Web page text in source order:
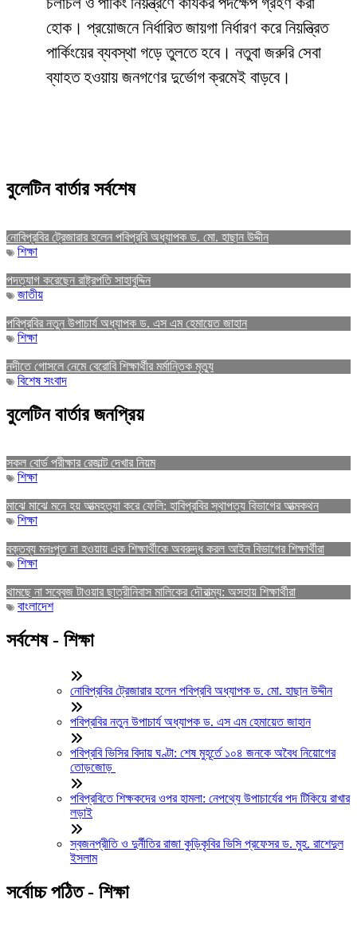
হোক। প্রয়োজনে নির্ধারিত জায়গা নির্ধারণ করে নিয়ন্ত্রিত
পার্কিংয়ের ব্যবস্থা গড়ে তুলতে হবে। নতুবা জরুরি সেবা
ব্যাহত হওয়ায় জনগণের দুর্ভোগ ক্রমেই বাড়বে।
বুলেটিন বার্তার সর্বশেষ
নোবিপ্রবির ট্রেজারার হলেন পবিপ্রবি অধ্যাপক ড. মো. হাছান উদ্দীন
শিক্ষা
পদত্যাগ করেছেন রাষ্ট্রপতি সাহাবুদ্দিন
জাতীয়
পবিপ্রবির নতুন উপাচার্য অধ্যাপক ড. এস এম হেমায়েত জাহান
শিক্ষা
নদীতে গোসলে নেমে বেরোবি শিক্ষার্থীর মর্মান্তিক মৃত্যু
বিশেষ সংবাদ
বুলেটিন বার্তার জনপ্রিয়
সকল বোর্ড পরীক্ষার রেজাল্ট দেখার নিয়ম
শিক্ষা
মাঝে মাঝে মনে হয় আত্মহত্যা করে ফেলি: হাবিপ্রবির স্থাপত্য বিভাগের আত্মকথন
শিক্ষা
বক্তব্য মনঃপুত না হওয়ায় এক শিক্ষার্থীকে অবরুদ্ধ করল আইন বিভাগের শিক্ষার্থীরা
শিক্ষা
থামছে না সব্বেজ টাওয়ার ছাত্রীনিবাস মালিকের দৌরাত্ম্য: অসহায় শিক্ষার্থীরা
বাংলাদেশ
সর্বশেষ - শিক্ষা
নোবিপ্রবির ট্রেজারার হলেন পবিপ্রবি অধ্যাপক ড. মো. হাছান উদ্দীন
পবিপ্রবির নতুন উপাচার্য অধ্যাপক ড. এস এম হেমায়েত জাহান
পবিপ্রবি ভিসির বিদায় ঘণ্টা: শেষ মুহূর্তে ১০৪ জনকে অবৈধ নিয়োগের
তোড়জোড়
পবিপ্রবিতে শিক্ষকদের ওপর হামলা: নেপথ্যে উপাচার্যের পদ টিকিয়ে রাখার
লড়াই
স্বজনপ্রীতি ও দুর্নীতির রাজা কুড়িকৃবির ভিসি প্রফেসর ড. মুহ. রাশেদুল
ইসলাম
সর্বোচ্চ পঠিত - শিক্ষা